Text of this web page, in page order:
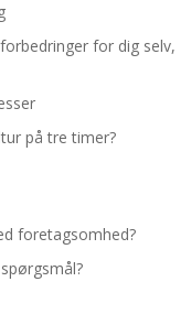
for dig selv,
på tre timer?
foretagsomhed?